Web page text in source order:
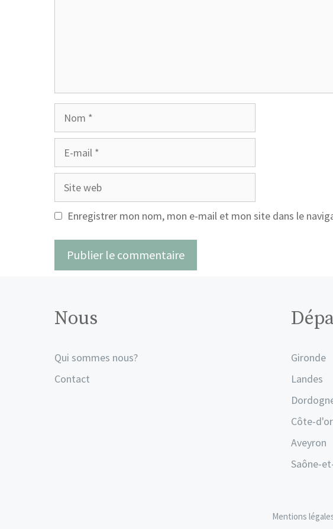
Site
Enregistrer mon nom, mon e-mail et mon site dans le
Nous
Qui sommes nous?
Contact
Gironde
Landes
Côte-d'or
Aveyron
Saône-
Mentions